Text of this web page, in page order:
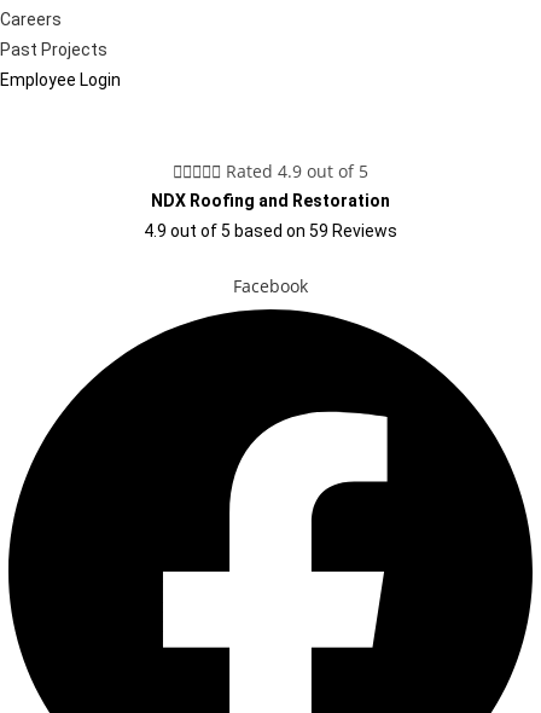
Careers
Past Projects
Employee Login
 Rated 4.9 out of 5
NDX Roofing and Restoration
4.9 out of5 based on 59 Reviews
Facebook